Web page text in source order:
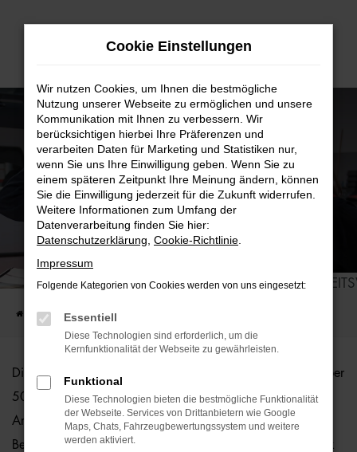
Zum
PRAKTIKUM
EIN EINBLICK IN UNSERE VIELFÄLTIGE
Startseite KARRIERE
Die zahlreichen Aufgabengebiete in einem Autohaus mit über
500 Mitarbeitern geben einen interessanten Einblick in die
Arbeitswelt. Wir laden Sie ein, Praxisluft in den vielfältigen
Bereichen unserer Standorten zu schnuppern – vom Einblick
Cookie Einstellungen
Wir nutzen Cookies, um Ihnen die bestmögliche
Nutzung unserer Webseite zu ermöglichen und unsere
Kommunikation mit Ihnen zu verbessern. Wir
berücksichtigen hierbei Ihre Präferenzen und
verarbeiten Daten für Marketing und Statistiken nur,
wenn Sie uns Ihre Einwilligung geben. Wenn Sie zu
einem späteren Zeitpunkt Ihre Meinung ändern, können
Sie die Einwilligung jederzeit für die Zukunft widerrufen.
Weitere Informationen zum Umfang der
Datenverarbeitung finden Sie hier:
Datenschutzerklärung Cookie-Richtlinie
Impressum
Folgende Kategorien von Cookies werden von uns eingesetzt:
Essentiell
Diese Technologien sind erforderlich, um die
Kernfunktionalität der Webseite zu gewährleisten.
Funktional
Diese Technologien bieten die bestmögliche Funktionalität
der Webseite. Services von Drittanbietern wie Google
Maps, Chats, Fahrzeugbewertungssystem und weitere
werden aktiviert.